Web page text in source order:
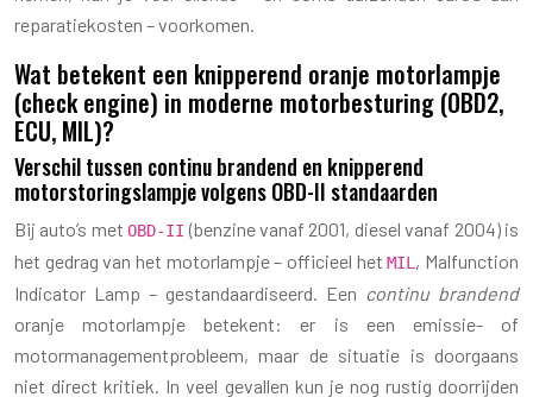
reparatiekosten – voorkomen.
Wat betekent een knipperend oranje motorlampje
(check engine) in moderne motorbesturing (OBD2,
ECU, MIL)?
Verschil tussen continu brandend en knipperend
motorstoringslampje volgens OBD-II standaarden
Bij auto’s metOBD-II (benzine vanaf 2001, diesel vanaf 2004) is
het gedrag van het motorlampje – officieel hetMIL , Malfunction
Indicator Lamp – gestandaardiseerd. Een continu brandend
oranje motorlampje betekent: er is een emissie- of
motormanagementprobleem, maar de situatie is doorgaans
niet direct kritiek. In veel gevallen kun je nog rustig doorrijden